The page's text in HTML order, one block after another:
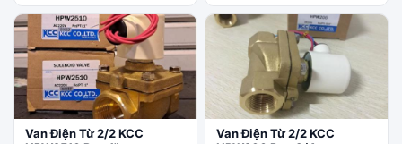
Van Điện Từ 2/2 KCC
Van Điện Từ 2/2 KCC